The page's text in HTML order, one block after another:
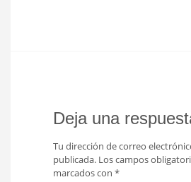
Deja una
Tu dirección de correo
publicada. Los campos
marcados con *